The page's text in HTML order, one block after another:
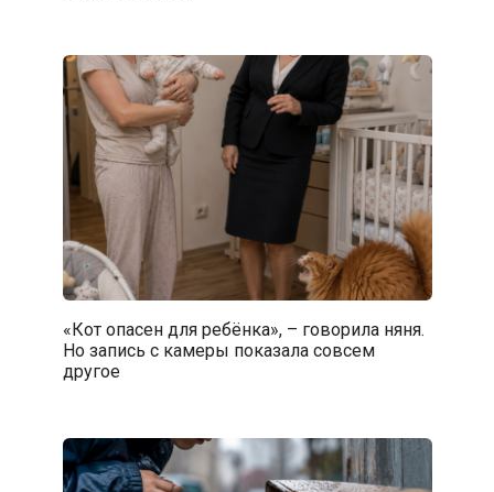
«Кот опасен для ребёнка», – говорила няня.
Но запись с камеры показала совсем
другое